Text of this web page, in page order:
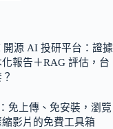
開源 AI 投研平台：證據
報告＋RAG 評估，台
免上傳、免安裝，瀏覽
影片的免費工具箱